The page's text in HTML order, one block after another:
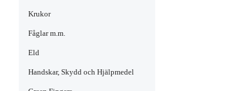
Krukor
Fåglar m.m.
Eld
Handskar, Skydd och Hjälpmedel